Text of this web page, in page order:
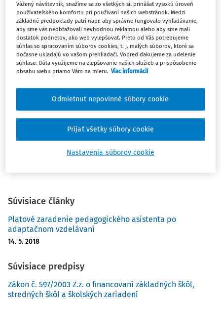
Finančné prostriedky na osobné náklady asistentov učiteľa
pre žiakov so zdravotným znevýhodnením podľa
zákona NR SR č. 597/2003 Z. z.o financovaní základných
škôl, stredných škôl a školských zariadení v znení
neskorších predpisov môže ministerstvo školstva (ďalej
len „ministerstvo“) prideliť z kapitoly ministerstva
a z kapitoly ministerstva vnútra na žiadosť zriaďovateľa
školy. Ministerstvo prideľuje jednotlivým zriaďovateľom
škôl prostredníctvom okresných úradov v sídle kraja
finančné prostriedky na osobné náklady AU v závislosti od
zdrojových možností štátneho rozpočtu.
https://www.minedu.sk/asistenti-ucitela-pre-ziakov-
Súvisiace články
Platové zaradenie pedagogického asistenta po
adaptačnom vzdelávaní
14. 5. 2018
Súvisiace predpisy
Zákon č. 597/2003 Z.z. o financovaní základných škôl,
stredných škôl a školských zariadení
Vážený návštevník, snažíme sa zo všetkých síl prinášať vysokú úroveň
používateľského komfortu pri používaní našich webstránok. Medzi
základné predpoklady patrí napr. aby správne fungovalo vyhľadávanie,
aby sme vás neobťažovali nevhodnou reklamou alebo aby sme mali
dostatok podnetov, ako web vylepšovať. Preto od Vás potrebujeme
súhlas so spracovaním súborov cookies, t. j. malých súborov, ktoré sa
dočasne ukladajú vo vašom prehliadači. Vopred ďakujeme za udelenie
súhlasu. Dáta využijeme na zlepšovanie našich služieb a prispôsobenie
obsahu webu priamo Vám na mieru. Viac informácií
Nastavenia súborov cookie
Odmietnut nepovinné súbory cookie
Prijať všetky súbory cookie